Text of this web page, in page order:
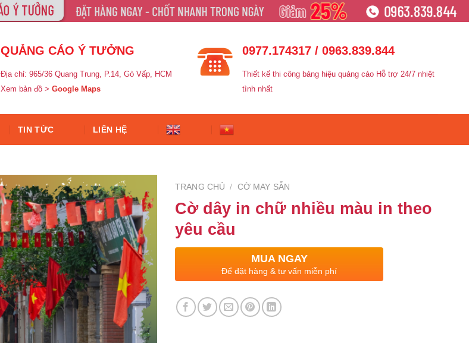
QUẢNG CÁO Ý TƯỞNG
Địa chỉ: 965/36 Quang Trung, P.14, Gò Vấp, HCM
Xem bản đồ >Google Maps
0977.174317 / 0963.839.844
Thiết kế thi công bảng hiệu quảng cáo Hỗ trợ 24/7 nhiệt
tình nhất
TIN TỨC LIÊN HỆ
TRANG CHỦ / CỜ MAY SẴN
Cờ dây in chữ nhiều màu in theo
yêu cầu
MUA NGAY
Để đặt hàng & tư vấn miễn phí